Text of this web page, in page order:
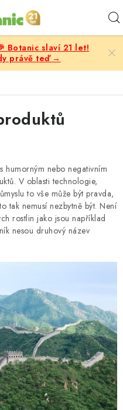
program
Proč Botanic?
Botanic slaví 21 let!
právě teď →
humorným nebo negativním
V oblasti technologie,
to vše může být pravda,
tak nemusí nezbytně být. Není
rostlin jako jsou například
nesou druhový název